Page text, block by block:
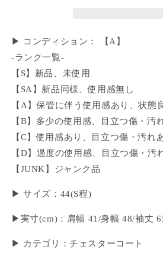
▶ コンディション： 【A】
-ランク一覧-
【S】新品、未使用
【SA】新品同様、使用感無し
【A】保管に伴う使用感あり、状態
【B】多少の使用感、目立つ傷・汚
【C】使用感あり、目立つ傷・汚れ
【D】過度の使用感、目立つ傷・汚
【JUNK】ジャンク品
▶ サイズ：44(S程)
▶︎実寸(cm)：肩幅 41/身幅 48/袖丈
▶ カテゴリ：チェスターコート